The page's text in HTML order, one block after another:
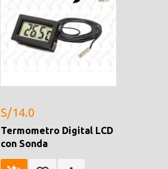
S/14.0
Termometro Digital LCD
con Sonda